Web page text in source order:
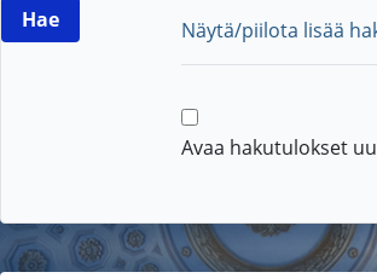
Näytä/piilota lisää
Avaa hakutulokset